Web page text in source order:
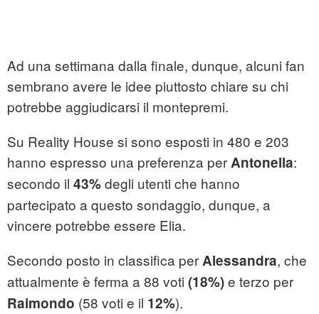
Ad una settimana dalla finale, dunque, alcuni fan
sembrano avere le idee piuttosto chiare su chi
potrebbe aggiudicarsi il montepremi.
Su Reality House si sono esposti in 480 e 203
hanno espresso una preferenza perAntonella:
secondo il 43%degli utenti che hanno
partecipato a questo sondaggio, dunque, a
vincere potrebbe essere Elia.
Secondo posto in classifica perAlessandra, che
attualmente è ferma a 88 voti (18%)e terzo per
Raimondo (58 voti e il 12%).